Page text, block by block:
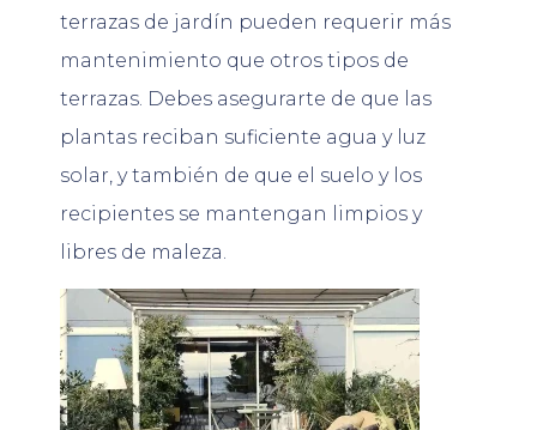
terrazas de jardín pueden requerir más
mantenimiento que otros tipos de
terrazas. Debes asegurarte de que las
plantas reciban suficiente agua y luz
solar, y también de que el suelo y los
recipientes se mantengan limpios y
libres de maleza.